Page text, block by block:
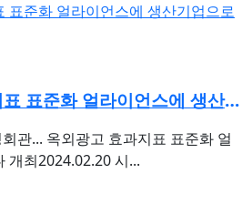
애드, 옥외광고 효과지표 표준화 얼라이언스에 생산기업으로 참여하다
관... 옥외광고 효과지표 표준화 얼
개최2024.02.20 시...